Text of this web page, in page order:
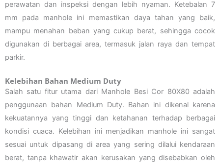
perawatan dan inspeksi dengan lebih nyaman. Ketebalan 7
mm pada manhole ini memastikan daya tahan yang baik,
mampu menahan beban yang cukup berat, sehingga cocok
digunakan di berbagai area, termasuk jalan raya dan tempat
parkir.
Kelebihan Bahan Medium Duty
Salah satu fitur utama dari Manhole Besi Cor 80X80 adalah
penggunaan bahan Medium Duty. Bahan ini dikenal karena
kekuatannya yang tinggi dan ketahanan terhadap berbagai
kondisi cuaca. Kelebihan ini menjadikan manhole ini sangat
sesuai untuk dipasang di area yang sering dilalui kendaraan
berat, tanpa khawatir akan kerusakan yang disebabkan oleh